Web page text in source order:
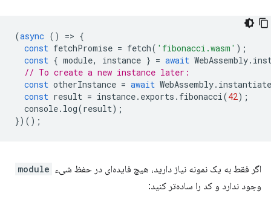
(async () => {
const fetchPromise = fetch( 'fibonacci.wasm' );
const { module, instance } = await WebAssembly.
// To create a new instance later:
const otherInstance = await WebAssembly. instantiate
const result = instance. exports . fibonacci(42);
console. log(result);
})();
اگر فقط به یک نمونه نیاز دارید، هیچ فایده‌ای در حفظ شیء module
وجود ندارد و کد را ساده‌تر کنید: